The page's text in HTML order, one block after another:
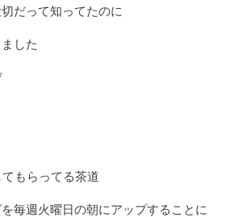
だって知ってたのに
した
もらってる茶道
毎週火曜日の朝にアップすることに